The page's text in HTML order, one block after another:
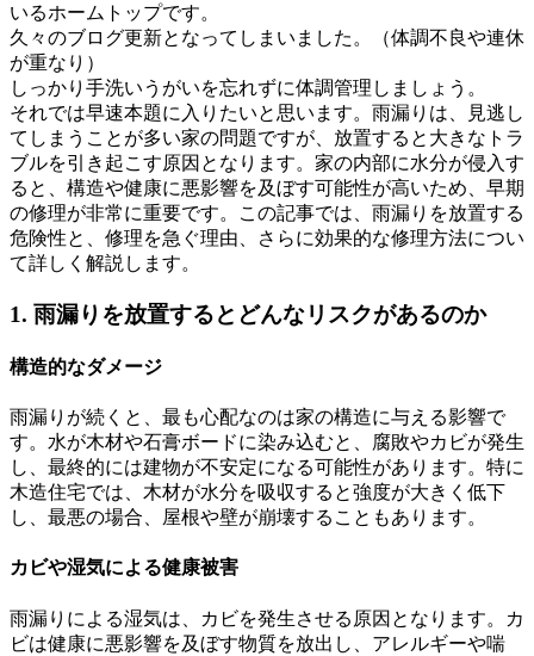
いるホームトップです。
久々のブログ更新となってしまいました。（体調不良や連休
が重なり）
しっかり手洗いうがいを忘れずに体調管理しましょう。
それでは早速本題に入りたいと思います。 雨漏りは、見逃し
てしまうことが多い家の問題ですが、放置すると大きなトラ
ブルを引き起こす原因となります。家の内部に水分が侵入す
ると、構造や健康に悪影響を及ぼす可能性が高いため、早期
の修理が非常に重要です。この記事では、雨漏りを放置する
危険性と、修理を急ぐ理由、さらに効果的な修理方法につい
て詳しく解説します。
1. 雨漏りを放置するとどんなリスクがあるのか
構造的なダメージ
雨漏りが続くと、最も心配なのは家の構造に与える影響で
す。水が木材や石膏ボードに染み込むと、腐敗やカビが発生
し、最終的には建物が不安定になる可能性があります。特に
木造住宅では、木材が水分を吸収すると強度が大きく低下
し、最悪の場合、屋根や壁が崩壊することもあります。
カビや湿気による健康被害
雨漏りによる湿気は、カビを発生させる原因となります。カ
ビは健康に悪影響を及ぼす物質を放出し、アレルギーや喘